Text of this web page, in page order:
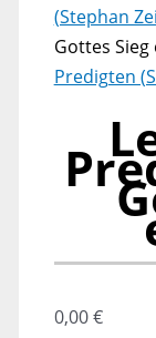
(Stephan
Gottes
Predigten
0,00€